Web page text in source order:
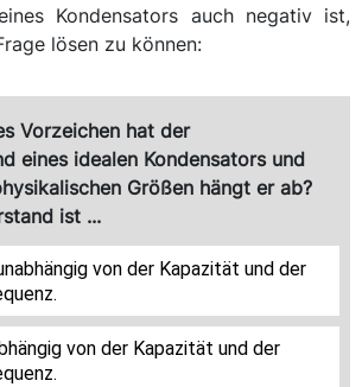
Kondensators auch negativ ist,
lösen zu können:
Vorzeichen hat der
eines idealen Kondensators und
Größen hängt er ab?
ist ...